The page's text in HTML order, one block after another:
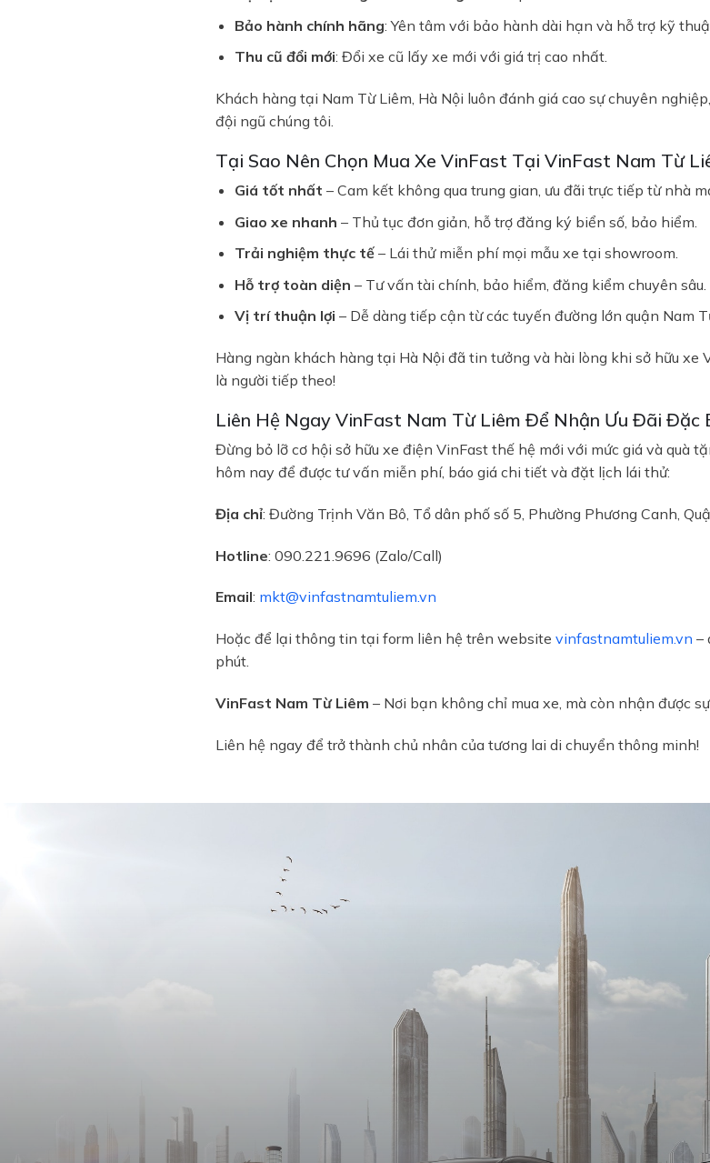
Bảo hành chính hãng: Yên tâm với bảo hành dài hạn và hỗ trợ kỹ
Thu cũ đổi mới: Đổi xe cũ lấy xe mới với giá trị cao nhất.
Khách hàng tại Nam Từ Liêm, Hà Nội luôn đánh giá cao sự chuyên
đội ngũ chúng tôi.
Tại Sao Nên Chọn Mua Xe VinFast Tại VinFast Nam Từ
Giá tốt nhất – Cam kết không qua trung gian, ưu đãi trực tiếp từ nhà
Giao xe nhanh – Thủ tục đơn giản, hỗ trợ đăng ký biển số, bảo hiểm.
Trải nghiệm thực tế– Lái thử miễn phí mọi mẫu xe tại showroom.
Hỗ trợ toàn diện – Tư vấn tài chính, bảo hiểm, đăng kiểm chuyên sâu.
Vị trí thuận lợi – Dễ dàng tiếp cận từ các tuyến đường lớn quận Nam
Hàng ngàn khách hàng tại Hà Nội đã tin tưởng và hài lòng khi sở hữu xe
là người tiếp theo!
Liên Hệ Ngay VinFast Nam Từ Liêm Để Nhận Ưu Đãi Đặc
Đừng bỏ lỡ cơ hội sở hữu xe điện VinFast thế hệ mới với mức giá và quà
hôm nay để được tư vấn miễn phí, báo giá chi tiết và đặt lịch lái thử:
Địa chỉ: Đường Trịnh Văn Bô, Tổ dân phố số 5, Phường Phương Canh,
Hotline: 090.221.9696 (Zalo/Call)
Email: mkt@vinfastnamtuliem.vn
Hoặc để lại thông tin tại form liên hệ trên website vinfastnamtuliem.vn –
phút.
VinFast Nam Từ Liêm – Nơi bạn không chỉ mua xe, mà còn nhận được
Liên hệ ngay để trở thành chủ nhân của tương lai di chuyển thông minh!